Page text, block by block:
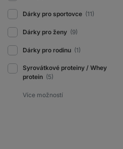
Dárky pro sportovce (11)
Dárky pro ženy (9)
Dárky pro rodinu (1)
Syrovátkové proteiny / Whey
protein (5)